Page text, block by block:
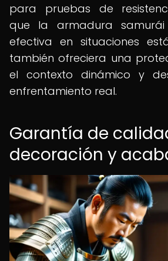
para pruebas de
que la armadura
efectiva en situaciones
también ofreciera una
el contexto dinámico y
enfrentamiento real.
Garantía de
decoración y